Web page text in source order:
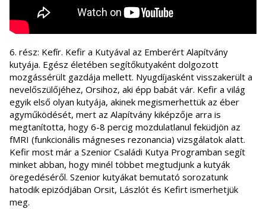
6. rész: Kefír. Kefir a Kutyával az Emberért Alapítvány
kutyája. Egész életében segítőkutyaként dolgozott
mozgássérült gazdája mellett. Nyugdíjasként visszakerült a
nevelőszülőjéhez, Orsihoz, aki épp babát vár. Kefir a világ
egyik első olyan kutyája, akinek megismerhettük az éber
agyműködését, mert az Alapítvány kiképzője arra is
megtanította, hogy 6-8 percig mozdulatlanul feküdjön az
fMRI (funkcionális mágneses rezonancia) vizsgálatok alatt.
Kefir most már a Szenior Családi Kutya Programban segít
minket abban, hogy minél többet megtudjunk a kutyák
öregedéséről. Szenior kutyákat bemutató sorozatunk
hatodik epizódjában Orsit, Lászlót és Kefirt ismerhetjük
meg.